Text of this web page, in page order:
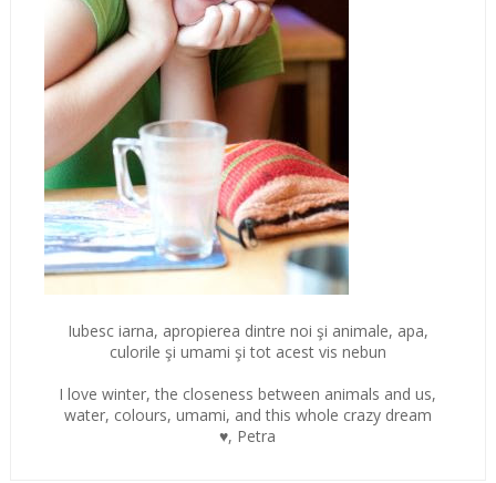
Iubesc iarna, apropierea dintre noi şi animale, apa,
culorile şi umami şi tot acest vis nebun
I love winter, the closeness between animals and us,
water, colours, umami, and this whole crazy dream
♥, Petra